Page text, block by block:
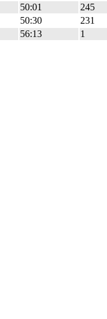
50:01
245
50:30
231
56:13 1